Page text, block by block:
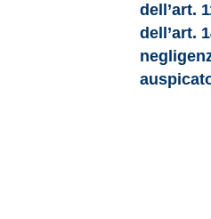
dell’art.
dell’art.